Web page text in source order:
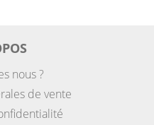
nous ?
de vente